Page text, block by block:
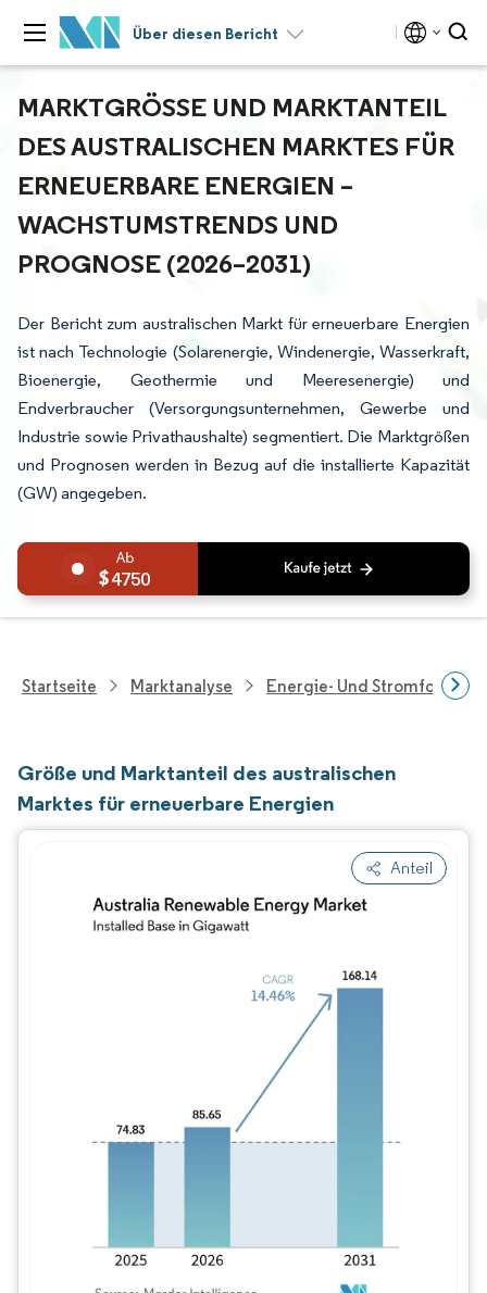
Über diesen Bericht
MARKTGRÖSSE UND MARKTANTEIL D
ES AUSTRALISCHEN MARKTES FÜR E
RNEUERBARE ENERGIEN – W
ACHSTUMSTRENDS UND P
ROGNOSE (2026–2031)
Der Bericht zum australischen Markt für erneuerbare Energien
ist nach Technologie (Solarenergie, Windenergie, Wasserkraft,
Bioenergie, Geothermie und Meeresenergie) und
Endverbraucher (Versorgungsunternehmen, Gewerbe und
Industrie sowie Privathaushalte) segmentiert. Die Marktgrößen
und Prognosen werden in Bezug auf die installierte Kapazität
(GW) angegeben.
4750
Startseite Marktanalyse Energie- Und
Größe und Marktanteil des australischen
Marktes für erneuerbare Energien
Anteil
Bild © Mordor Intelligence.